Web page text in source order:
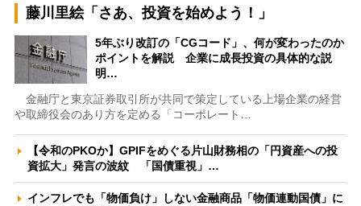
藤川里絵「さあ、投資を始めよう！」
5年ぶり改訂の「CGコード」、何が変わったのか
ポイントを解説 企業に成長投資の具体的な説
明…
金融庁と東京証券取引所が共同で策定している上場企業の経営
や取締役会のあり方を定める「コーポレート…
【令和のPKOか】GPIFをめぐる片山財務相の「円資産への投
資拡大」発言の波紋 「国債重視」…
インフレでも「物価負け」しない金融商品「物価連動国債」に